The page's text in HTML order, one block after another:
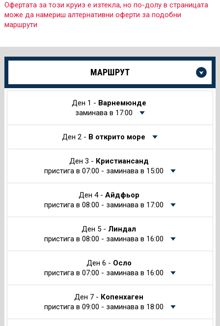
Офертата за този круиз е изтекла, но по-долу в страницата
може да намериш алтернативни оферти за подобни
маршрути
Още
за
МАРШРУТ
Ден 1 - Варнемюнде
заминава в 17:00
Ден 2 - В открито море
Ден 3 - Кристиансанд
пристига в 07:00 - заминава в 15:00
Ден 4 - Айдфьор
пристига в 08:00 - заминава в 17:00
Ден 5 - Линдал
пристига в 08:00 - заминава в 16:00
Ден 6 - Осло
пристига в 07:00 - заминава в 16:00
Ден 7 - Копенхаген
пристига в 09:00 - заминава в 18:00